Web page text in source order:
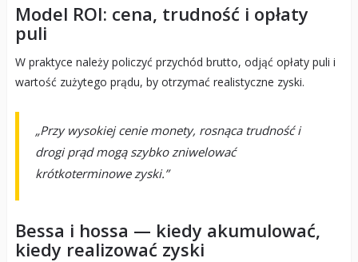
Model ROI: cena, trudność i opłaty
puli
W praktyce należy policzyć przychód brutto, odjąć opłaty puli i
wartość zużytego prądu, by otrzymać realistyczne zyski.
„Przy wysokiej cenie monety, rosnąca trudność i
drogi prąd mogą szybko zniwelować
krótkoterminowe zyski.”
Bessa i hossa — kiedy akumulować,
kiedy realizować zyski